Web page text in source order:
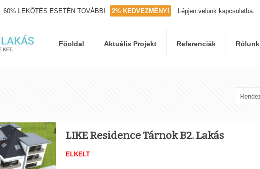
60% LEKÖTÉS ESETÉN TOVÁBBI 2% KEDVEZMÉNY! Lépjen velünk kapcsolatba:
Főoldal Aktuális Projekt Referenciák Rólunk
LIKE Residence Tárnok B2. Lakás
ELKELT